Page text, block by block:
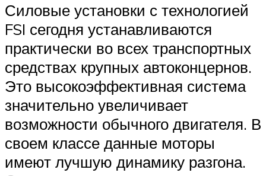
Силовые установки с технологией
FSI сегодня устанавливаются
практически во всех транспортных
средствах крупных автоконцернов.
Это высокоэффективная система
значительно увеличивает
возможности обычного двигателя. В
своем классе данные моторы
имеют лучшую динамику разгона.